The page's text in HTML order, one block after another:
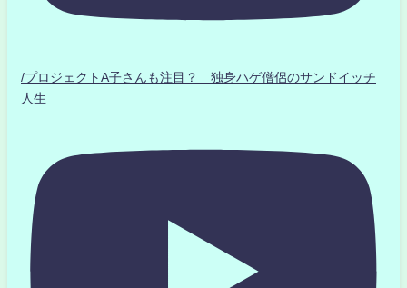
/プロジェクトA子さんも注目？ 独身ハゲ僧侶のサンドイッチ
人生